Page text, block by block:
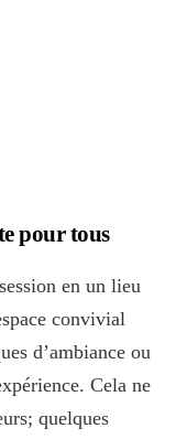
pour tous
en un lieu
convivial
d’ambiance ou
Cela ne
quelques